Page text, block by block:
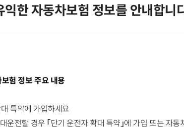
익한 자동차보험 정보를 안내합니
험 정보 주요 내용
특약에 가입하세요
운전할 경우 ｢단기 운전자 확대 특약 ｣에 가입 또는 자동